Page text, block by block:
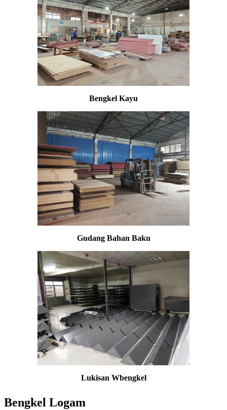
Bengkel Kayu
Gudang Bahan Baku
Lukisan Wbengkel
Bengkel Logam